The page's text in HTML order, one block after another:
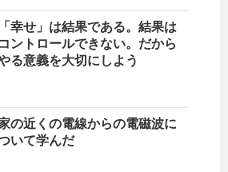
「幸せ」は結果である。結果は
コントロールできない。だから
る意義を大切にしよう
の近くの電線からの電磁波に
いて学んだ